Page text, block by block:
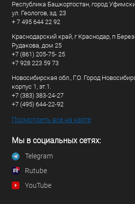
Республика Башкортостан, город
ул. Геологов, зд. 23
+ 7 495 644 22 92
Краснодарский край, г Краснодар, п
Рудакова, дом 25
+7 (861) 205-75- 25
+7 928 223 59 73
Новосибирская обл., Г.О. Город
корпус 1, эт.1.
+7 (383) 383-24-27
+7 (495) 644-22-92
Посмотреть все на карте
Мы в социальных сетях:
Telegram
Rutube
YouTube